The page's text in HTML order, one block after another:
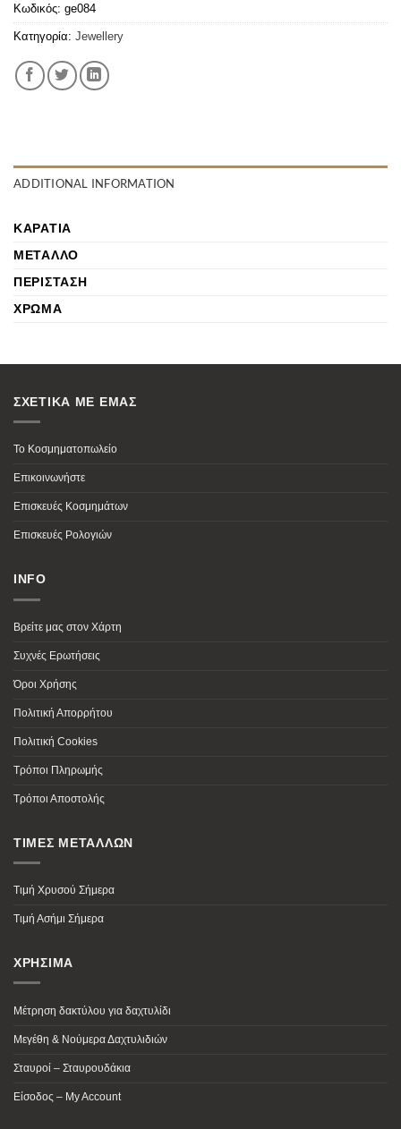
Κωδικός: ge084
Κατηγορία: Jewellery
ADDITIONAL INFORMATION
ΚΑΡΆΤΙΑ
ΜΈΤΑΛΛΟ
ΠΕΡΊΣΤΑΣΗ
ΧΡΏΜΑ
ΣΧΕΤΙΚΑ ΜΕ ΕΜΑΣ
Το Κοσμηματοπωλείο
Επικοινωνήστε
Επισκευές Κοσμημάτων
Επισκευές Ρολογιών
INFO
Βρείτε μας στον Χάρτη
Συχνές Ερωτήσεις
Όροι Χρήσης
Πολιτική Απορρήτου
Πολιτική Cookies
Τρόποι Πληρωμής
Τρόποι Αποστολής
ΤΙΜΕΣ ΜΕΤΑΛΛΩΝ
Τιμή Χρυσού Σήμερα
Τιμή Ασήμι Σήμερα
ΧΡΗΣΙΜΑ
Μέτρηση δακτύλου για δαχτυλίδι
Μεγέθη & Νούμερα Δαχτυλιδιών
Σταυροί – Σταυρουδάκια
Είσοδος – My Account